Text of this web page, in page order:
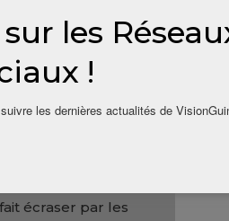
un vieil homme à
située à 50 km de
la moto par un
les deux se
écraser par les
les
!
les dernières actualités de